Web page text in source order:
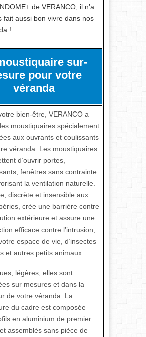
de VERANCO, il n’a
fait aussi bon vivre dans nos
!
sur-
pour votre
véranda
bien-être, VERANCO a
moustiquaires spécialement
aux ouvrants et coulissants
véranda. Les moustiquaires
d’ouvrir portes,
fenêtres sans contrainte
la ventilation naturelle.
discrète et insensible aux
crée une barrière contre
extérieure et assure une
efficace contre l’intrusion,
espace de vie, d’insectes
et autres petits animaux.
légères, elles sont
sur mesures et dans la
de votre véranda. La
du cadre est composée
en aluminium de premier
assemblés sans pièce de